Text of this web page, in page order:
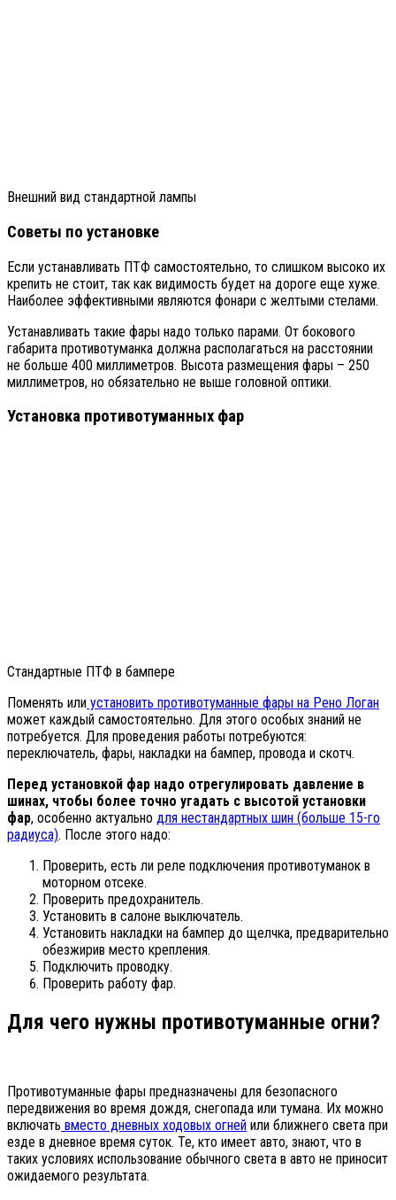
Внешний вид стандартной лампы
Советы по установке
Если устанавливать ПТФ самостоятельно, то слишком высоко их
крепить не стоит, так как видимость будет на дороге еще хуже.
Наиболее эффективными являются фонари с желтыми стелами.
Устанавливать такие фары надо только парами. От бокового
габарита противотуманка должна располагаться на расстоянии
не больше 400 миллиметров. Высота размещения фары – 250
миллиметров, но обязательно не выше головной оптики.
Установка противотуманных фар
Стандартные ПТФ в бампере
Поменять или установить противотуманные фары на Рено Логан
может каждый самостоятельно. Для этого особых знаний не
потребуется. Для проведения работы потребуются:
переключатель, фары, накладки на бампер, провода и скотч.
Перед установкой фар надо отрегулировать давление в
шинах, чтобы более точно угадать с высотой установки
фар, особенно актуально для нестандартных шин (больше 15-го
радиуса). После этого надо:
Проверить, есть ли реле подключения противотуманок в
моторном отсеке.
Проверить предохранитель.
Установить в салоне выключатель.
Установить накладки на бампер до щелчка, предварительно
обезжирив место крепления.
Подключить проводку.
Проверить работу фар.
Для чего нужны противотуманные огни?
Противотуманные фары предназначены для безопасного
передвижения во время дождя, снегопада или тумана. Их можно
включать вместо дневных ходовых огней или ближнего света при
езде в дневное время суток. Те, кто имеет авто, знают, что в
таких условиях использование обычного света в авто не приносит
ожидаемого результата.